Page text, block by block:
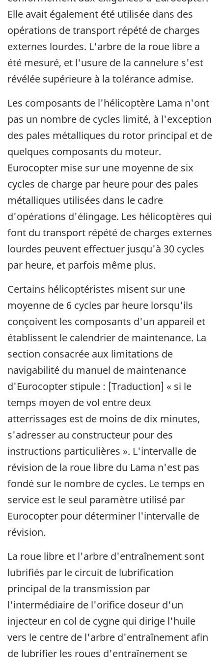
Elle avait également été utilisée dans des
opérations de transport répété de charges
externes lourdes. L'arbre de la roue libre a
été mesuré, et l'usure de la cannelure s'est
révélée supérieure à la tolérance admise.
Les composants de l'hélicoptère Lama n'ont
pas un nombre de cycles limité, à l'exception
des pales métalliques du rotor principal et de
quelques composants du moteur.
Eurocopter mise sur une moyenne de six
cycles de charge par heure pour des pales
métalliques utilisées dans le cadre
d'opérations d'élingage. Les hélicoptères qui
font du transport répété de charges externes
lourdes peuvent effectuer jusqu'à 30 cycles
par heure, et parfois même plus.
Certains hélicoptéristes misent sur une
moyenne de 6 cycles par heure lorsqu'ils
conçoivent les composants d'un appareil et
établissent le calendrier de maintenance. La
section consacrée aux limitations de
navigabilité du manuel de maintenance
d'Eurocopter stipule : [Traduction] « si le
temps moyen de vol entre deux
atterrissages est de moins de dix minutes,
s'adresser au constructeur pour des
instructions particulières ». L'intervalle de
révision de la roue libre du Lama n'est pas
fondé sur le nombre de cycles. Le temps en
service est le seul paramètre utilisé par
Eurocopter pour déterminer l'intervalle de
révision.
La roue libre et l'arbre d'entraînement sont
lubrifiés par le circuit de lubrification
principal de la transmission par
l'intermédiaire de l'orifice doseur d'un
injecteur en col de cygne qui dirige l'huile
vers le centre de l'arbre d'entraînement afin
de lubrifier les roues d'entraînement se